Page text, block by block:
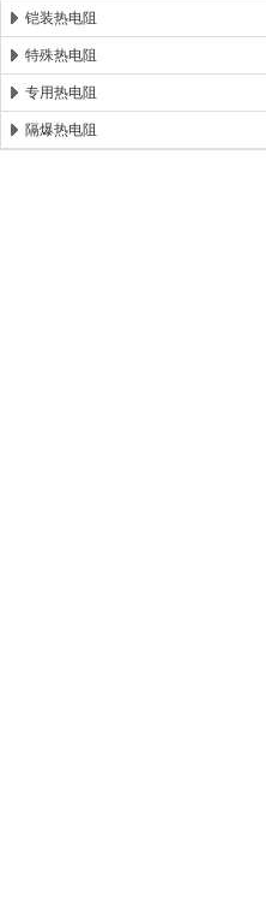
铠装热电阻
特殊热电阻
专用热电阻
隔爆热电阻